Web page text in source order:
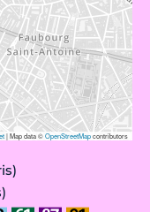
|Map data ©OpenStreetMapcontributors